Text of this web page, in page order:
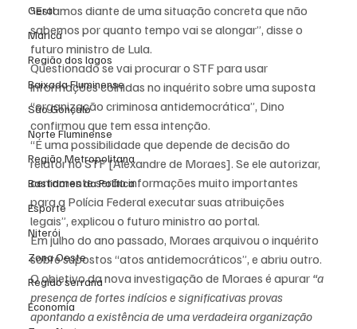
Geral
Maricá
Região dos lagos
Baixada Fluminense
São Gonçalo
Norte Fluminense
Região Metropolitana
Bastidores da Política
Esporte
Niterói
Zona Oeste
Região serrana
Economia
“Estamos diante de uma situação concreta que não
sabemos por quanto tempo vai se alongar”, disse o
futuro ministro de Lula.
Questionado se vai procurar o STF para usar
informações colhidas no inquérito sobre uma suposta
“organização criminosa antidemocrática”, Dino
confirmou que tem essa intenção.
“É uma possibilidade que depende de decisão do
relator no STF [Alexandre de Moraes]. Se ele autorizar,
certamente serão informações muito importantes
para a Polícia Federal executar suas atribuições
legais”, explicou o futuro ministro ao portal.
Em julho do ano passado, Moraes arquivou o inquérito
sobre supostos “atos antidemocráticos”, e abriu outro.
O objetivo da nova investigação de Moraes é apurar “a
presença de fortes indícios e significativas provas
apontando a existência de uma verdadeira organização